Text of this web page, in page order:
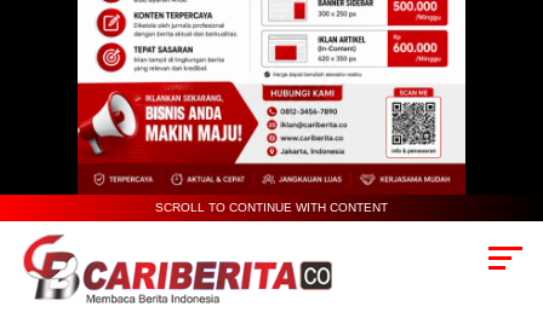
SCROLL TO CONTINUE WITH CONTENT